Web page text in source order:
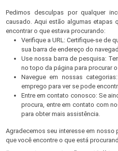
Pedimos desculpas por qualquer
causado. Aqui estão algumas etapas
encontrar o que estava procurando:
Verifique a URL: Certifique-se de
sua barra de endereço do
Use nossa barra de pesquisa:
no topo da página para procurar
Navegue em nossas
emprego para ver se pode
Entre em contato conosco: Se
procura, entre em contato com
para obter mais assistência.
Agradecemos seu interesse em
que você encontre o que está